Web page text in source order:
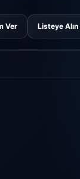
Ver Listeye Alın